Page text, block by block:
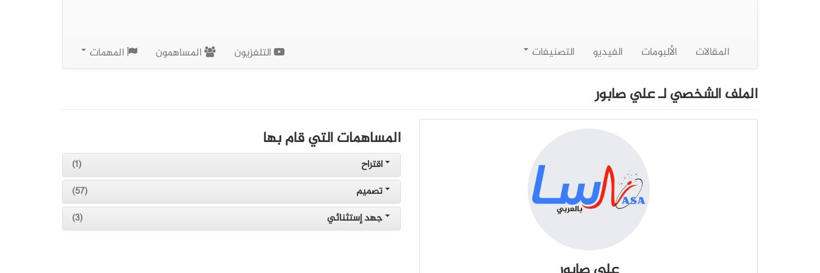
المقالات الألبومات الفيديو التصنيفات التلفزيون المساهمون المهمات
الملف الشخصي لـ علي صابور
المساهمات التي قام بها
اقتراح
(1)
تصميم
(57)
جهد إستثنائي
(3)